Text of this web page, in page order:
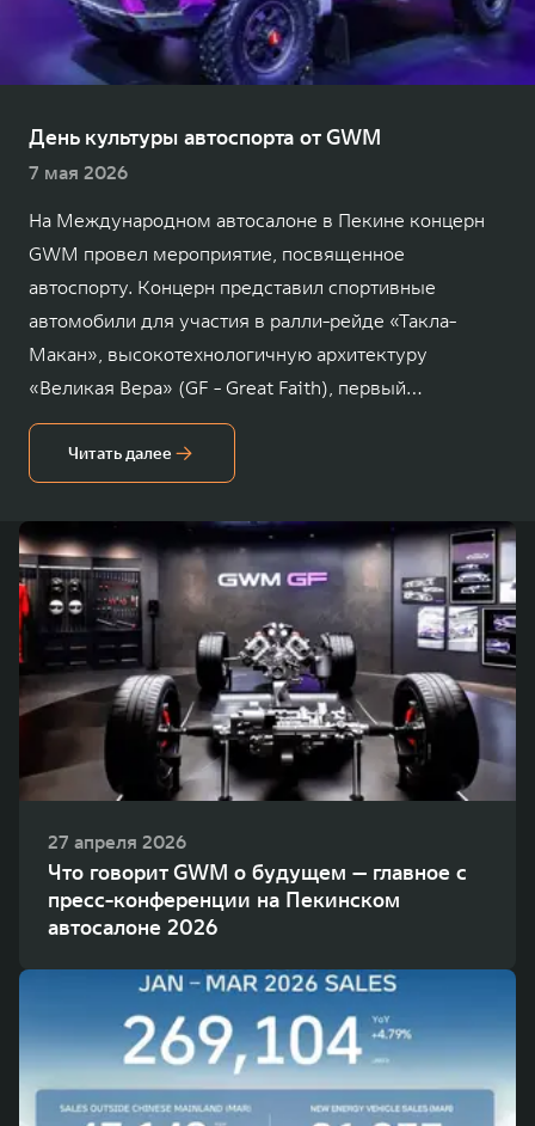
TANK 500
от 6 499 000 ₽
TANK 700
от 10 199 000 ₽
WEY 07
Расширяя границы комфорта
от 6 149 000 ₽
WEY 05
от 5 699 000 ₽
WEY 80
Масштаб возможностей
от 6 449 000 ₽
WEY 80 Лаундж
Масштаб возможностей
от 8 099 000 ₽
TANK Финансы
Корпоративным клиентам
TANK Кредит
TANK Лизинг
TANK Страхование
Сервис
Специальные предложения
ЦИФРОВЫЕ СЕРВИСЫ TANK
Цифровые сервисы TANK
Подписки
День культуры автоспорта от GWM
7 мая 2026
На Международном автосалоне в Пекине концерн
GWM провел мероприятие, посвященное
автоспорту. Концерн представил спортивные
автомобили для участия в ралли-рейде «Такла-
Макан», высокотехнологичную архитектуру
«Великая Вера» (GF - Great Faith), первый
гибридный гоночный автомобиль и другие
элементы автоспортивной культуры.
Читать далее
27 апреля 2026
Что говорит GWM о будущем — главное с
пресс-конференции на Пекинском
автосалоне 2026